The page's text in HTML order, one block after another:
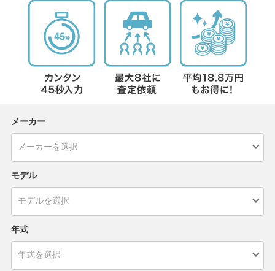
メーカー
モデル
年式